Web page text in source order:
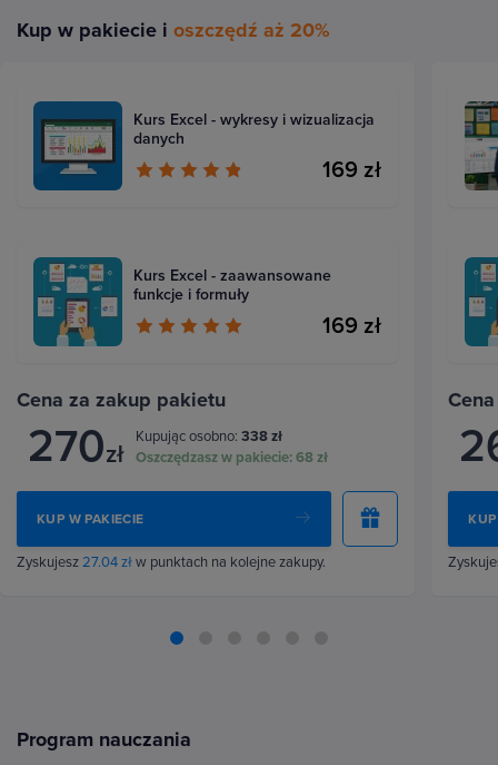
Kup w pakiecie i oszczędź aż 20%
Kurs Excel - wykresy i wizualizacja
danych
169 zł
Kurs Excel - zaawansowane
funkcje i formuły
169 zł
Cena za zakup pakietu
270zł
Kupując osobno: 338 zł
Oszczędzasz w pakiecie:68 zł
KUP W PAKIECIE
Zyskujesz27.04 złw punktach na kolejne zakupy.
Program nauczania